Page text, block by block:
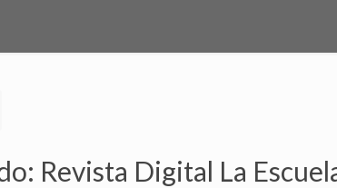
Revista Digital La